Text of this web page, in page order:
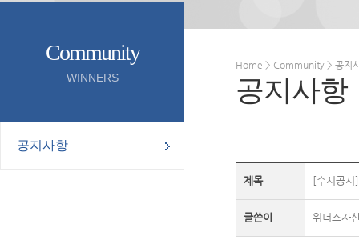
Community
WINNERS
공지사항
Home > Community > 공지
공지사항
제목 [수시공시
글쓴이 위너스자